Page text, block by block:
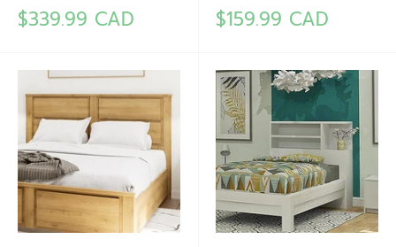
Prix
réduit
$339.99 CAD Prix
réduit
$159.99 CAD